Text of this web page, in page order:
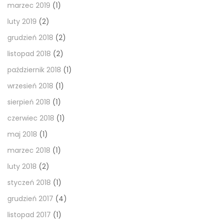
marzec 2019 (1)
luty 2019 (2)
grudzień 2018 (2)
listopad 2018 (2)
październik 2018 (1)
wrzesień 2018 (1)
sierpień 2018 (1)
czerwiec 2018 (1)
maj 2018 (1)
marzec 2018 (1)
luty 2018 (2)
styczeń 2018 (1)
grudzień 2017 (4)
listopad 2017 (1)